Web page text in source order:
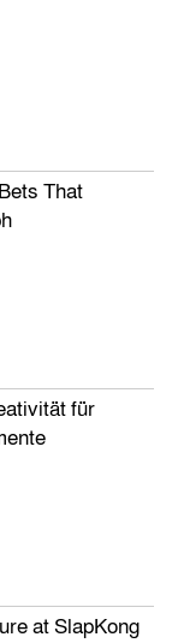
That
für
at SlapKong